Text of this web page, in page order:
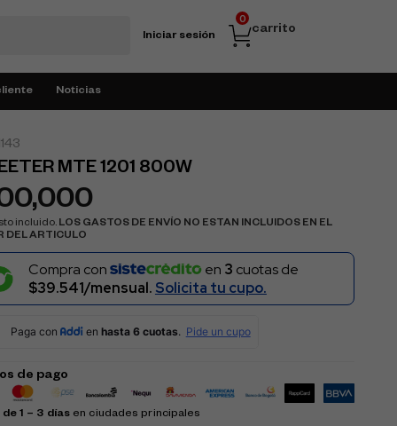
Iniciar sesión carrito
0
Noticias
MTE 1201 800W
incluido. LOS GASTOS DE ENVÍO NO ESTAN INCLUIDOS EN EL
DEL ARTICULO
Compra con en 3 cuotas de
$39.541/mensual. Solicita tu cupo.
de pago
1 – 3 días en ciudades principales